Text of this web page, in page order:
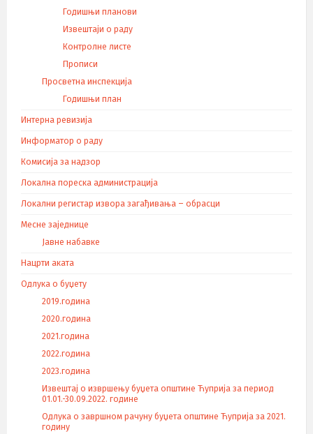
Годишњи планови
Извештаји о раду
Контролне листе
Прописи
Просветна инспекција
Годишњи план
Интерна ревизија
Информатор о раду
Комисија за надзор
Локална пореска администрација
Локални регистар извора загађивања – обрасци
Месне заједнице
Јавне набавке
Нацрти аката
Одлука о буџету
2019.година
2020.година
2021.година
2022.година
2023.година
Извештај о извршењу буџета општине Ћуприја за период
01.01.-30.09.2022. године
Одлука о завршном рачуну буџета општине Ћуприја за 2021.
годину